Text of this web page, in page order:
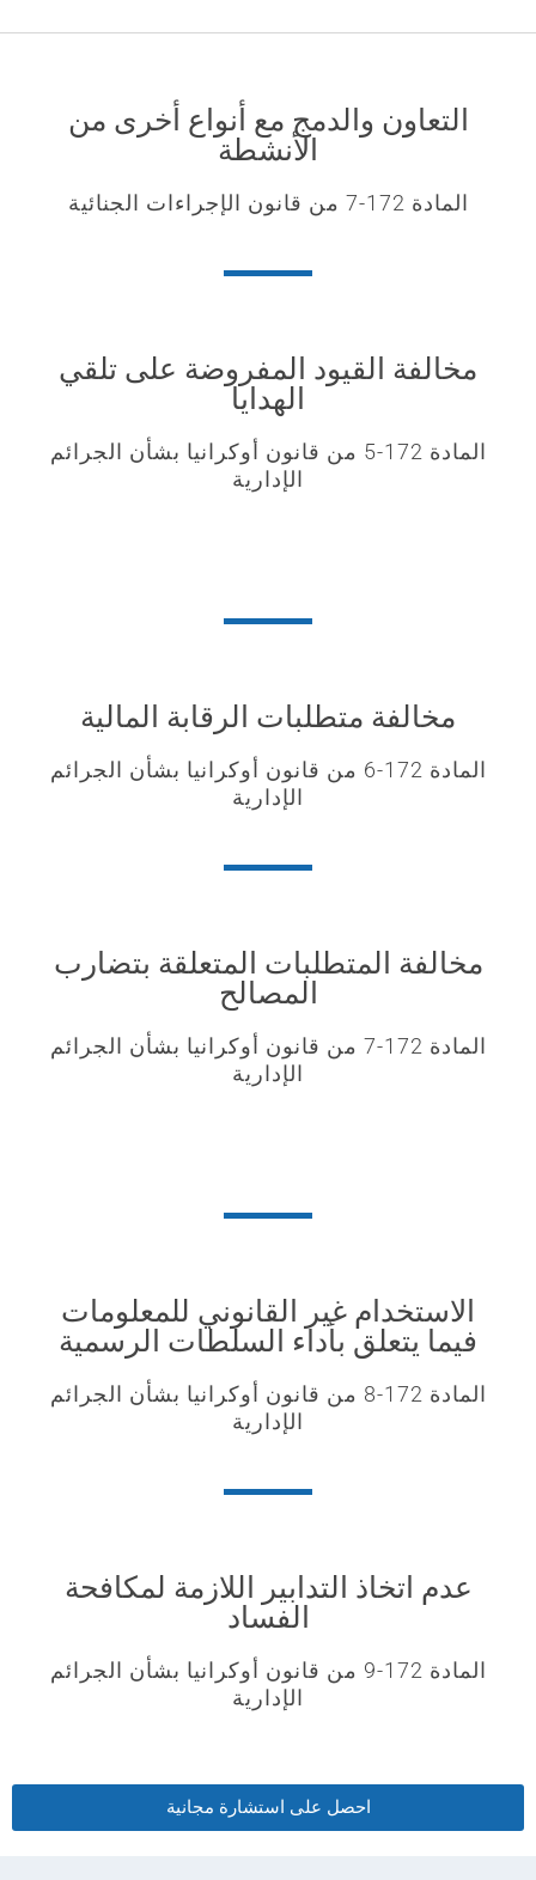
التعاون والدمج مع أنواع أخرى من
الأنشطة
المادة 172-7 من قانون الإجراءات الجنائية
مخالفة القيود المفروضة على تلقي
الهدايا
المادة 172-5 من قانون أوكرانيا بشأن الجرائم
الإدارية
مخالفة متطلبات الرقابة المالية
المادة 172-6 من قانون أوكرانيا بشأن الجرائم
الإدارية
مخالفة المتطلبات المتعلقة بتضارب
المصالح
المادة 172-7 من قانون أوكرانيا بشأن الجرائم
الإدارية
الاستخدام غير القانوني للمعلومات
فيما يتعلق بأداء السلطات الرسمية
المادة 172-8 من قانون أوكرانيا بشأن الجرائم
الإدارية
عدم اتخاذ التدابير اللازمة لمكافحة
الفساد
المادة 172-9 من قانون أوكرانيا بشأن الجرائم
الإدارية
احصل على استشارة مجانية